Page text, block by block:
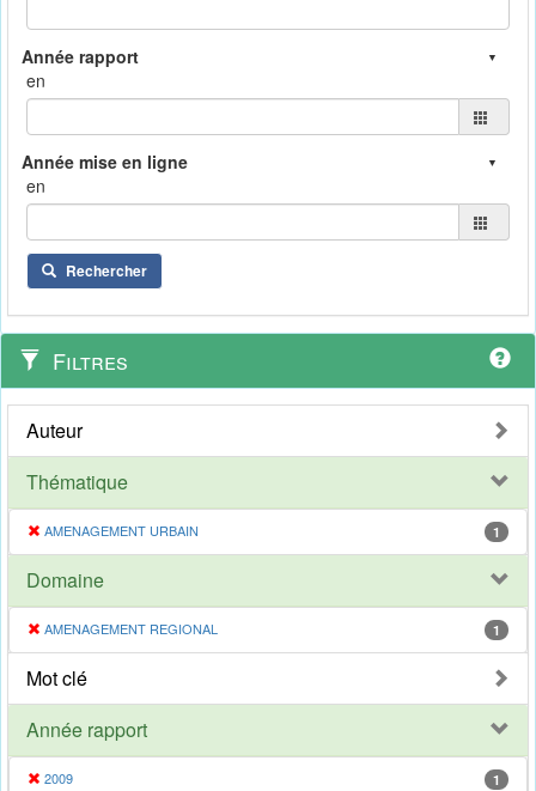
en
en
Rechercher
Filtres
Auteur
Thématique
AMENAGEMENT URBAIN 1
Domaine
AMENAGEMENT REGIONAL 1
Mot clé
Année rapport
2009 1